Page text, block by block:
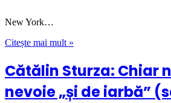
New York…
Citește mai mult »
Cătălin Sturza: Chiar
nevoie „și de iarbă”